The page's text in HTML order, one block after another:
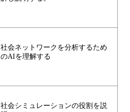
社会ネットワークを分析するため
のAIを理解する
社会シミュレーションの役割を説